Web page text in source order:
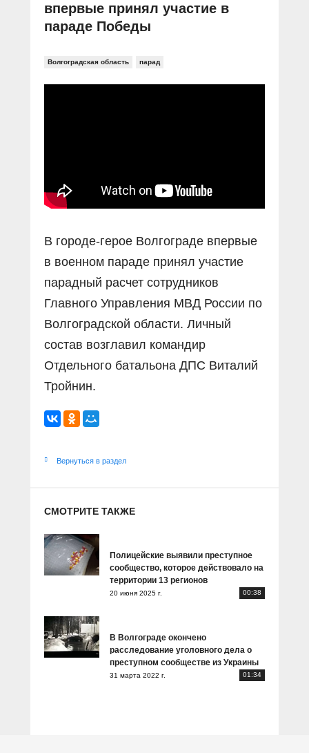
впервые принял участие в
параде Победы
Волгоградская область парад
В городе-герое Волгограде впервые
в военном параде принял участие
парадный расчет сотрудников
Главного Управления МВД России по
Волгоградской области. Личный
состав возглавил командир
Отдельного батальона ДПС Виталий
Тройнин.
Вернуться в раздел
СМОТРИТЕ ТАКЖЕ
Полицейские выявили преступное
сообщество, которое действовало на
территории 13 регионов
20 июня 2025 г. 00:38
В Волгограде окончено
расследование уголовного дела о
преступном сообществе из Украины
31 марта 2022 г. 01:34